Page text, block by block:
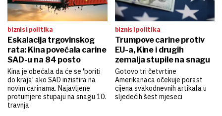
biznis i politika
Eskalacija trgovinskog
rata: Kina povećala carine
SAD-u na 84 posto
Kina je obećala da će se 'boriti
do kraja' ako SAD inzistira na
novim carinama. Najavljene
protumjere stupaju na snagu 10.
travnja
biznis i politika
Trumpove carine protiv
EU-a, Kine i drugih
zemalja stupile na snagu
Gotovo tri četvrtine
Amerikanaca očekuje porast
cijena svakodnevnih artikala u
sljedećih šest mjeseci